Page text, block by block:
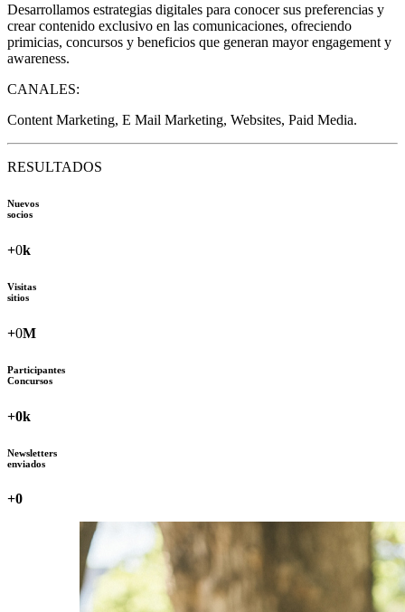
Desarrollamos estrategias digitales para conocer sus preferencias y
crear contenido exclusivo en las comunicaciones, ofreciendo
primicias, concursos y beneficios que generan mayor engagement y
awareness.
CANALES:
Content Marketing, E Mail Marketing, Websites, Paid Media.
RESULTADOS
Nuevos
socios
+0k
Visitas
sitios
+0M
Participantes
Concursos
+0k
Newsletters
enviados
+0